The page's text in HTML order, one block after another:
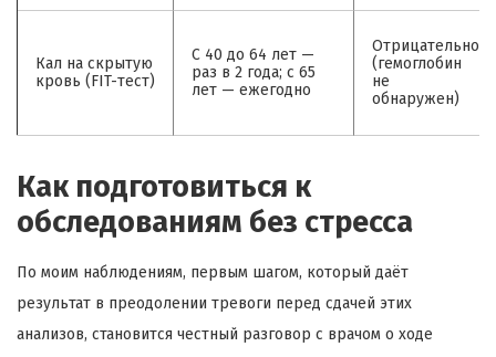
Кал на скрытую
кровь (FIT-тест)
С 40 до 64 лет —
раз в 2 года; с 65
лет — ежегодно
Отрицательно
(гемоглобин
не
обнаружен)
Как подготовиться к
обследованиям без стресса
По моим наблюдениям, первым шагом, который даёт
результат в преодолении тревоги перед сдачей этих
анализов, становится честный разговор с врачом о ходе